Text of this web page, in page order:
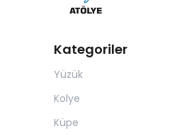
Kategoriler
Yüzük
Kolye
Küpe